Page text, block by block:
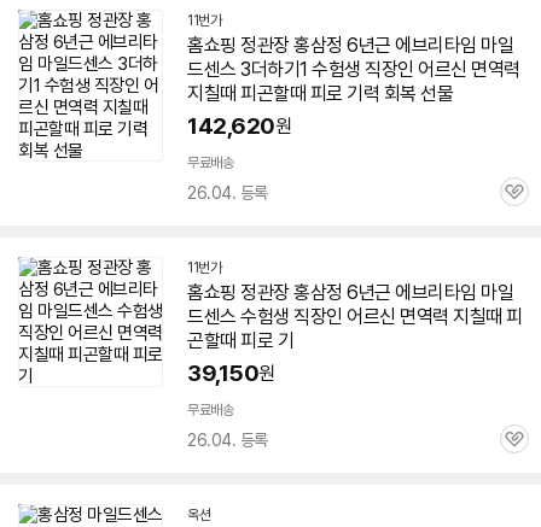
11번가
홈쇼핑 정관장홍삼정 6년근 에브리타임 마일
드센스 3더하기1 수험생 직장인 어르신 면역력
지칠때 피곤할때 피로 기력 회복 선물
142,620원
무료배송
26.04. 등록
관
11번가
홈쇼핑 정관장홍삼정 6년근 에브리타임 마일
드센스 수험생 직장인 어르신 면역력 지칠때 피
곤할때 피로 기
39,150원
무료배송
26.04. 등록
관
옥션